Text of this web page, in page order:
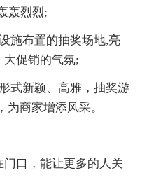
轰烈烈;
施布置的抽奖场地,亮
大促销的气氛;
式新颖、高雅，抽奖游
商家增添风采。
口，能让更多的人关